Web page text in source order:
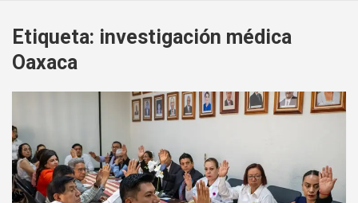
Etiqueta: investigación médica
Oaxaca